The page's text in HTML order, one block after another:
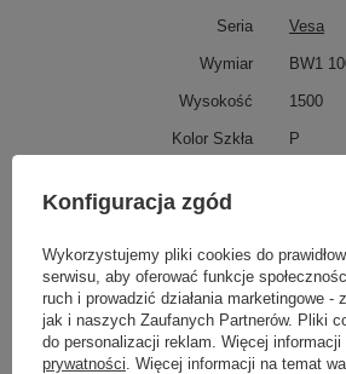
Seria Vesa
Wymiar BW1
Wysokość 1500
Kolor Szkła P
Potrzebujesz pomocy? Masz
najciekawsze pytania i odpowiedzi publikując
dla innych.
Napisz swoją
Konfiguracja zgód
Wykorzystujemy pliki cookies do
serwisu, aby oferować funkcje
ruch i prowadzić działania marketingowe -
jak i naszych Zaufanych Partnerów. Pliki
do personalizacji reklam. Więcej
prywatności . Więcej informacji na temat